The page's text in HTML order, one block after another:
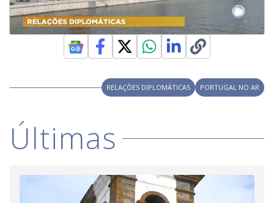
RELAÇÕES DIPLOMÁTICAS PORTUGAL NO AR
Últimas